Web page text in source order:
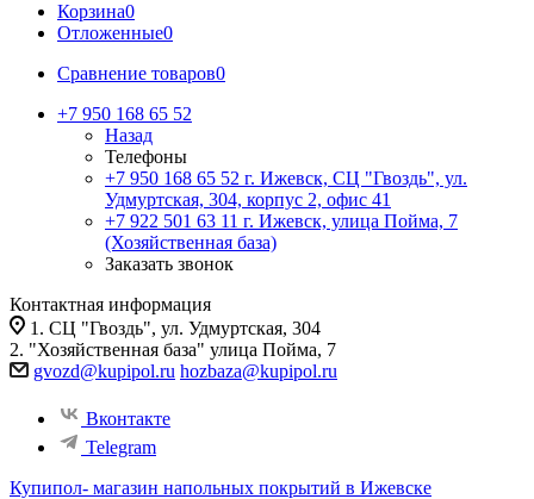
Корзина0
Отложенные0
Сравнение товаров0
+7 950 168 65 52
Назад
Телефоны
+7 950 168 65 52 г. Ижевск, СЦ "Гвоздь", ул.
Удмуртская, 304, корпус 2, офис 41
+7 922 501 63 11 г. Ижевск, улица Пойма, 7
(Хозяйственная база)
Заказать звонок
Контактная информация
1. СЦ "Гвоздь", ул. Удмуртская, 304
2. "Хозяйственная база" улица Пойма, 7
gvozd@kupipol.ru hozbaza@kupipol.ru
Вконтакте
Telegram
Купипол- магазин напольных покрытий в Ижевске